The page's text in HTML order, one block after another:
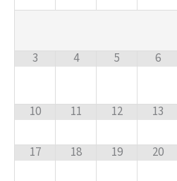
3 4 5 6
10 11 12 13
17 18 19 20